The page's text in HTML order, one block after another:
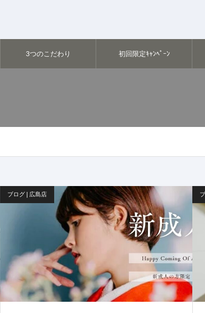
3つのこだわり 初回限定ｷｬﾝﾍﾟｰﾝ
ブログ | 広島店